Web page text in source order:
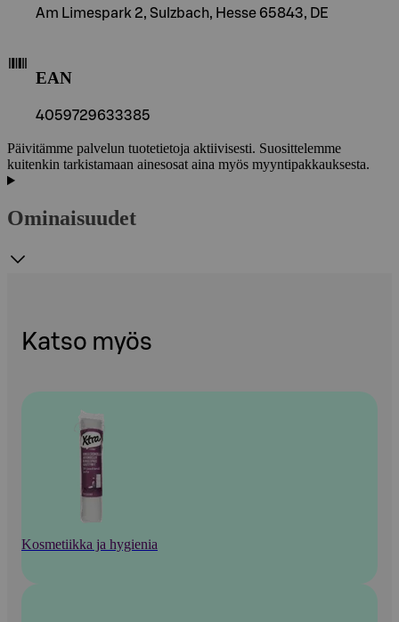
Am Limespark 2, Sulzbach, Hesse 65843, DE
EAN
4059729633385
Päivitämme palvelun tuotetietoja aktiivisesti. Suosittelemme
kuitenkin tarkistamaan ainesosat aina myös myyntipakkauksesta.
Ominaisuudet
Katso myös
Kosmetiikka ja hygienia